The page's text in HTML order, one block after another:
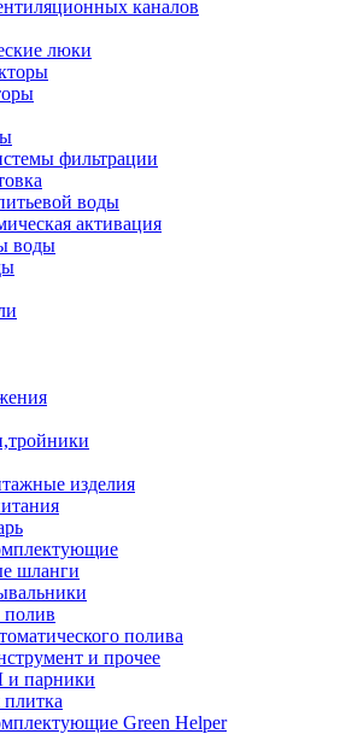
каналов
люки
фильтрации
воды
активация
воды
изделия
шланги
полива
и прочее
парники
плитка
Green Helper